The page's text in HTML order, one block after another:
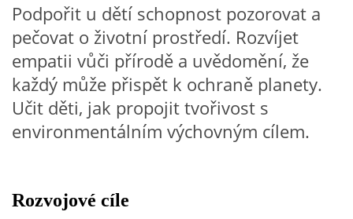
VZDĚLÁVACÍ BLOK ÚNOR
VZDĚLÁVACÍ BLOK BŘEZEN
VZDĚLÁVACÍ BLOK DUBEN
Podpořit u dětí schopnost pozorovat a
pečovat o životní prostředí. Rozvíjet
empatii vůči přírodě a uvědomění, že
každý může přispět k ochraně planety.
Učit děti, jak propojit tvořivost s
environmentálním výchovným cílem.
Rozvojové cíle